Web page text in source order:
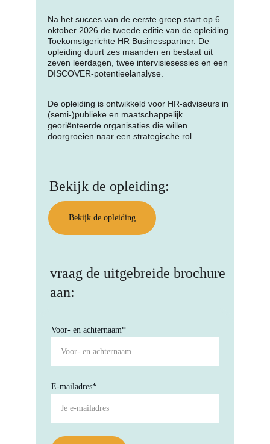
Voor- en achternaam*
E-mailadres*
vraag de uitgebreide brochure
aan:
Na het succes van de eerste groep start op 6
oktober 2026 de tweede editie van de opleiding
Toekomstgerichte HR Businesspartner. De
opleiding duurt zes maanden en bestaat uit
zeven leerdagen, twee intervisiesessies en een
DISCOVER-potentieelanalyse.
De opleiding is ontwikkeld voor HR-adviseurs in
(semi-)publieke en maatschappelijk
georiënteerde organisaties die willen
doorgroeien naar een strategische rol.
Bekijk de opleiding
Bekijk de opleiding: